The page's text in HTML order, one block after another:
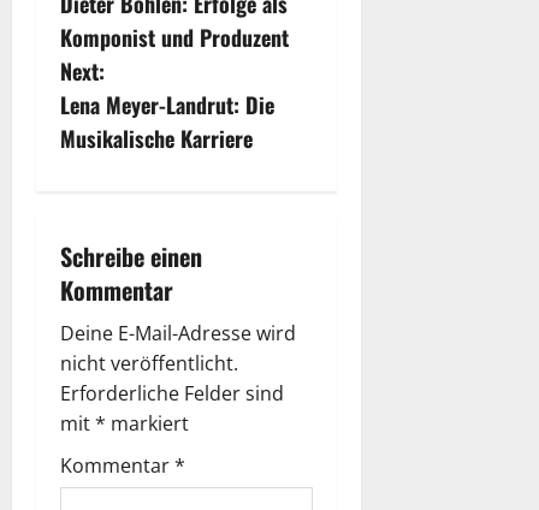
o
s
t
v
i
g
a
t
Komponist und Produzent
Next:
Lena Meyer-Landrut: Die
Musikalische Karriere
Schreibe einen
Kommentar
Deine E-Mail-Adresse wird
nicht veröffentlicht.
Erforderliche Felder sind
mit* markiert
Kommentar*